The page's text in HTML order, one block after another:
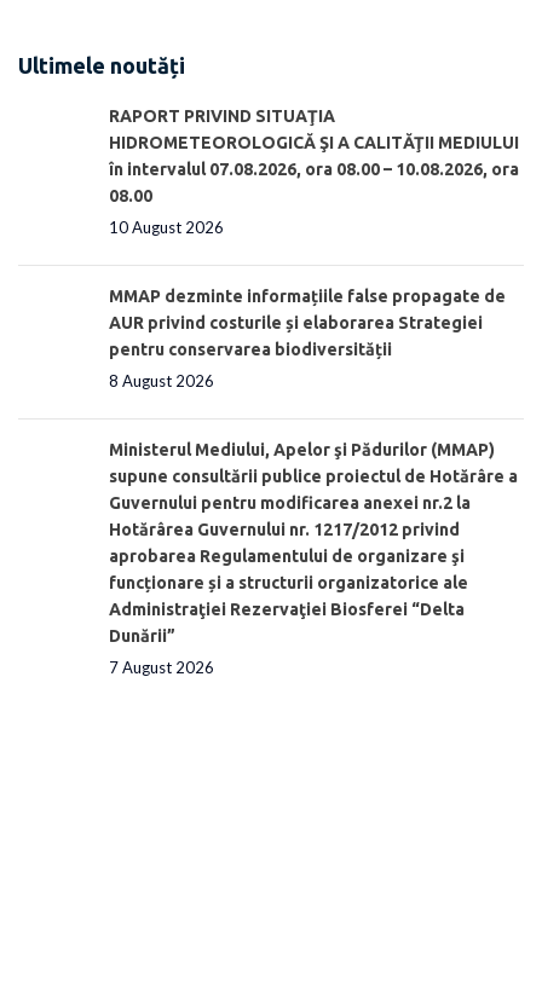
Ultimele noutăți
RAPORT PRIVIND SITUAŢIA
HIDROMETEOROLOGICĂ ŞI A CALITĂŢII MEDIULUI
în intervalul 07.08.2026, ora 08.00 – 10.08.2026, ora
08.00
10 August 2026
MMAP dezminte informațiile false propagate de
AUR privind costurile și elaborarea Strategiei
pentru conservarea biodiversității
8 August 2026
Ministerul Mediului, Apelor şi Pădurilor (MMAP)
supune consultării publice proiectul de Hotărâre a
Guvernului pentru modificarea anexei nr.2 la
Hotărârea Guvernului nr. 1217/2012 privind
aprobarea Regulamentului de organizare şi
funcționare și a structurii organizatorice ale
Administraţiei Rezervaţiei Biosferei “Delta
Dunării”
7 August 2026